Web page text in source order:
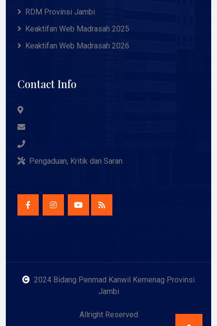
RDM Provinsi Jambi
Keaktifan Web Madrasah 2025
Keaktifan Web Madrasah 2026
Contact Info
Pengaduan, Kritik dan Saran
2024 Bidang Penmad Kanwil Kemenag Provinsi
Jambi
Allright Reserved